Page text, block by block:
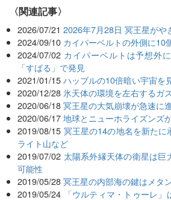
関連記事
2026/07/21 2026年7月28日 冥王星がや
2024/09/10 カイパーベルトの外側に10
2024/07/02 カイパーベルトは予想外
「すばる」で発見
2021/01/15 ハッブルの10倍暗い宇宙を
2020/12/28 氷天体の環境を左右するガ
2020/06/18 冥王星の大気崩壊が急速に
2020/06/17 地球とニューホライズンズ
2019/08/15 冥王星の14の地名を新たに
ライト山など
2019/07/02 太陽系外縁天体の衛星は巨
可能性
2019/05/28 冥王星の内部海の鍵はメタ
2019/05/24
「ウルティマ・トゥーレ